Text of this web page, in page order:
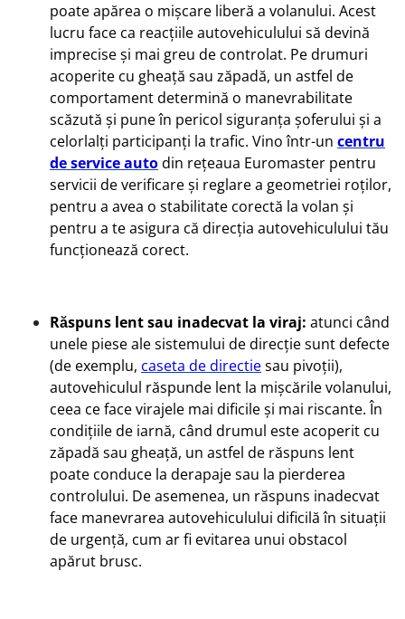
poate apărea o mișcare liberă a volanului. Acest
lucru face ca reacțiile autovehiculului să devină
imprecise și mai greu de controlat. Pe drumuri
acoperite cu gheață sau zăpadă, un astfel de
comportament determină o manevrabilitate
scăzută și pune în pericol siguranța șoferului și a
celorlalți participanți la trafic. Vino într-un centru
de service autodin rețeaua Euromaster pentru
servicii de verificare și reglare a geometriei roților,
pentru a avea o stabilitate corectă la volan și
pentru a te asigura că direcția autovehiculului tău
funcționează corect.
Răspuns lent sau inadecvat la viraj: atunci când
unele piese ale sistemului de direcție sunt defecte
(de exemplu, caseta de directiesau pivoții),
autovehiculul răspunde lent la mișcările volanului,
ceea ce face virajele mai dificile și mai riscante. În
condițiile de iarnă, când drumul este acoperit cu
zăpadă sau gheață, un astfel de răspuns lent
poate conduce la derapaje sau la pierderea
controlului. De asemenea, un răspuns inadecvat
face manevrarea autovehiculului dificilă în situații
de urgență, cum ar fi evitarea unui obstacol
apărut brusc.